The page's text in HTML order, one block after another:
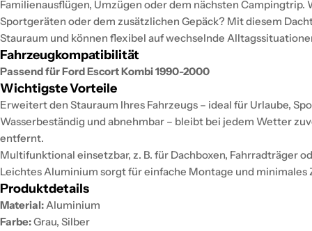
Familienausflügen, Umzügen oder dem nächsten Campingtrip.
Sportgeräten oder dem zusätzlichen Gepäck? Mit diesem
Stauraum und können flexibel auf wechselnde
Fahrzeugkompatibilität
Passend für Ford Escort Kombi 1990-2000
Wichtigste Vorteile
Erweitert den Stauraum Ihres Fahrzeugs – ideal für Urlaube,
Wasserbeständig und abnehmbar – bleibt bei jedem Wetter
entfernt.
Multifunktional einsetzbar, z. B. für Dachboxen, Fahrradträger
Leichtes Aluminium sorgt für einfache Montage und minimales
Produktdetails
Material:Aluminium
Farbe:Grau, Silber